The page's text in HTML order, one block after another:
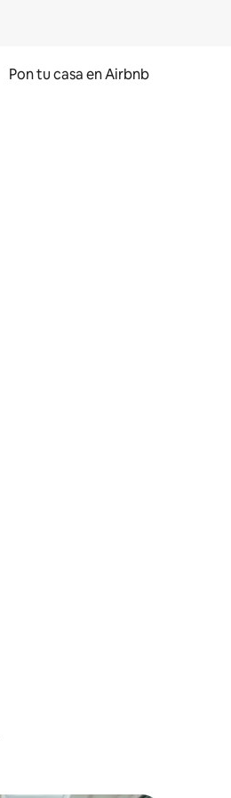
Pon tu casa en Airbnb